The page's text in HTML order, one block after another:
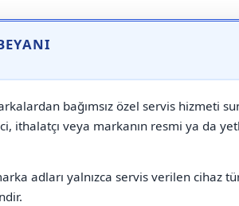
bağımsız özel servis hizmeti
ithalatçı veya markanın resmi ya da
adları yalnızca servis verilen cihaz
⚠️ Markadan Bağımsız "Özel
Servisi